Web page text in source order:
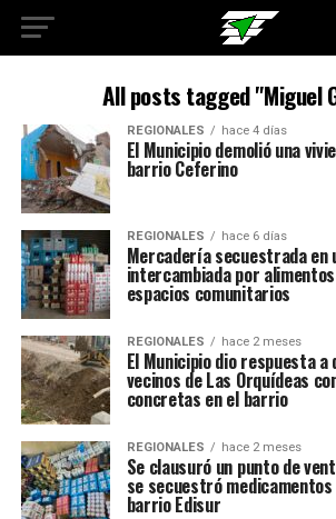
All posts tagged "Miguel
REGIONALES hace 4 días
El Municipio demolió una
barrio Ceferino
REGIONALES hace 6 días
Mercadería secuestrada en
intercambiada por
espacios comunitarios
REGIONALES hace 2 meses
El Municipio dio respuesta a
vecinos de Las Orquídeas
concretas en el barrio
REGIONALES hace 2 meses
Se clausuró un punto de
se secuestró
barrio Edisur